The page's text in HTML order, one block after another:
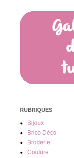
RUBRIQUES
Bijoux
Brico Déco
Broderie
Couture